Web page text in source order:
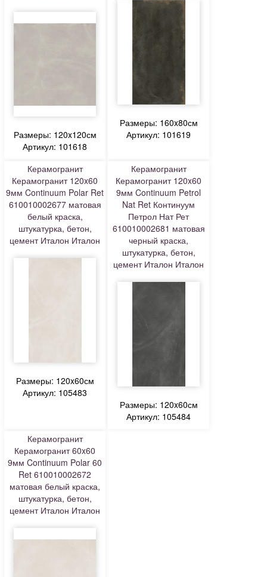
Размеры: 120x120см
Артикул: 101618
Размеры: 160x80см
Артикул: 101619
Керамогранит
Керамогранит 120x60
9мм Continuum Polar Ret
610010002677 матовая
белый краска,
штукатурка, бетон,
цемент Италон Италон
Размеры: 120x60см
Артикул: 105483
Керамогранит
Керамогранит 120x60
9мм Continuum Petrol
Nat Ret Континуум
Петрол Нат Рет
610010002681 матовая
черный краска,
штукатурка, бетон,
цемент Италон Италон
Размеры: 120x60см
Артикул: 105484
Керамогранит
Керамогранит 60x60
9мм Continuum Polar 60
Ret 610010002672
матовая белый краска,
штукатурка, бетон,
цемент Италон Италон